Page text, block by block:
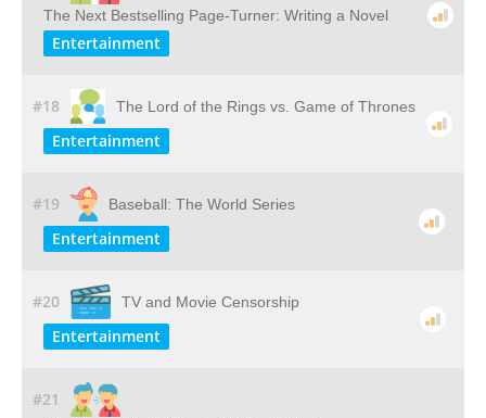
The Next Bestselling Page-Turner: Writing a Novel
Entertainment
#18 The Lord of the Rings vs. Game of Thrones
Entertainment
#19 Baseball: The World Series
Entertainment
#20 TV and Movie Censorship
Entertainment
#21